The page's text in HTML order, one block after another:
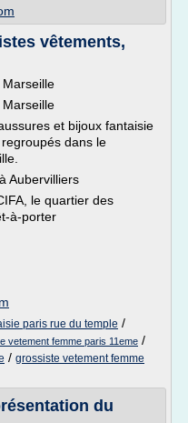
vêtements,
et bijoux fantaisie
dans le
Aubervilliers
le quartier des
à-porter
paris rue du temple /
vetement femme paris 11eme /
/ grossiste vetement femme
du